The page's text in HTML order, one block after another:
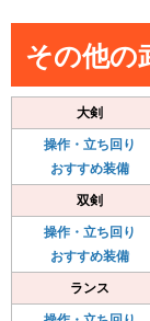
その他の
大剣
操作・立ち回り
おすすめ装備
双剣
操作・立ち回り
おすすめ装備
ランス